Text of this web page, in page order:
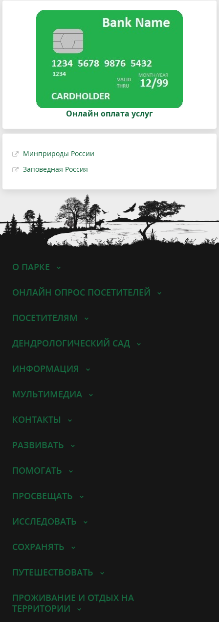
Онлайн оплата услуг
Минприроды России
Заповедная Россия
О ПАРКЕ
ОНЛАЙН ОПРОС ПОСЕТИТЕЛЕЙ
ПОСЕТИТЕЛЯМ
ДЕНДРОЛОГИЧЕСКИЙ САД
ИНФОРМАЦИЯ
МУЛЬТИМЕДИА
КОНТАКТЫ
РАЗВИВАТЬ
ПОМОГАТЬ
ПРОСВЕЩАТЬ
ИССЛЕДОВАТЬ
СОХРАНЯТЬ
ПУТЕШЕСТВОВАТЬ
ПРОЖИВАНИЕ И ОТДЫХ НА
ТЕРРИТОРИИ